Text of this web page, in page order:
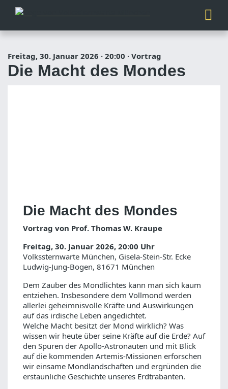
Freitag, 30. Januar 2026 · 20:00 · Vortrag
Die Macht des Mondes
Die Macht des Mondes
Vortrag von Prof. Thomas W. Kraupe
Freitag, 30. Januar 2026, 20:00 Uhr
Volkssternwarte München, Gisela-Stein-Str. Ecke
Ludwig-Jung-Bogen, 81671 München
Dem Zauber des Mondlichtes kann man sich kaum
entziehen. Insbesondere dem Vollmond werden
allerlei geheimnisvolle Kräfte und Auswirkungen
auf das irdische Leben angedichtet.
Welche Macht besitzt der Mond wirklich? Was
wissen wir heute über seine Kräfte auf die Erde? Auf
den Spuren der Apollo-Astronauten und mit Blick
auf die kommenden Artemis-Missionen erforschen
wir einsame Mondlandschaften und ergründen die
erstaunliche Geschichte unseres Erdtrabanten.